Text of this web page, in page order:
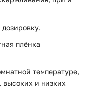
плёнка
температуре,
высоких и низких